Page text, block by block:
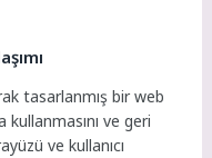
tasarlanmış bir web
ve geri
ve kullanıcı